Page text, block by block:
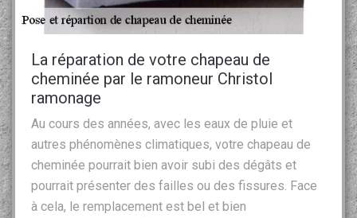
La réparation de votre chapeau de
cheminée par le ramoneur Christol
ramonage
Au cours des années, avec les eaux de pluie et
autres phénomènes climatiques, votre chapeau de
cheminée pourrait bien avoir subi des dégâts et
pourrait présenter des failles ou des fissures. Face
à cela, le remplacement est bel et bien